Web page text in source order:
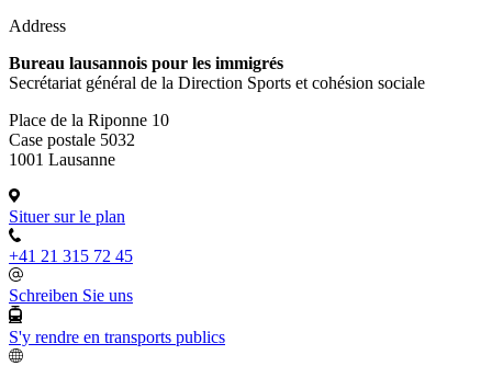
Address
Bureau lausannois pour les immigrés
Secrétariat général de la Direction Sports et cohésion sociale
Place de la Riponne 10
Case postale 5032
1001 Lausanne
Situer sur le plan
+41 21 315 72 45
Schreiben Sie uns
S'y rendre en transports publics